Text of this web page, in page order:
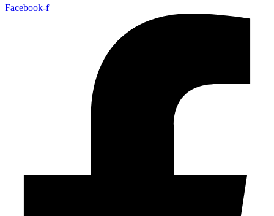
Facebook-f